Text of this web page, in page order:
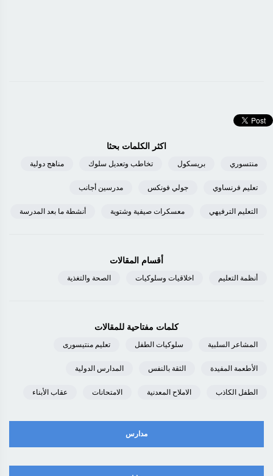
اكثر الكلمات بحثا
منتسوري بريسكول تخاطب وتعديل سلوك مناهج دولية
تعليم فرنساوي جولي فونكس مدرسين أجانب
التعليم الترفيهي معسكرات صيفية وشتوية أنشطة ما بعد المدرسة
أقسام المقالات
أنظمة التعليم اخلاقيات وسلوكيات الصحة والتغذية
كلمات مفتاحية للمقالات
المشاعر السلبية سلوكيات الطفل تعليم منتيسورى
الأطعمة المفيدة الثقة بالنفس المدارس الدولية
الطفل الكاذب الاملاح المعدنية الامتحانات عقاب الأبناء
مدارس